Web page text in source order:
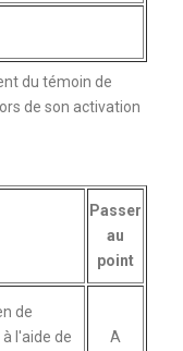
du témoin de
de son activation
Passer
au
point
de
l'aide de
A